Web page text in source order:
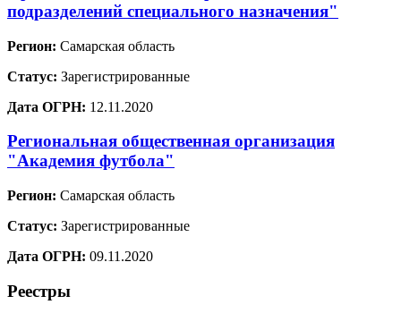
подразделений специального назначения"
Регион: Самарская область
Статус: Зарегистрированные
Дата ОГРН: 12.11.2020
Региональная общественная организация
"Академия футбола"
Регион: Самарская область
Статус: Зарегистрированные
Дата ОГРН: 09.11.2020
Реестры